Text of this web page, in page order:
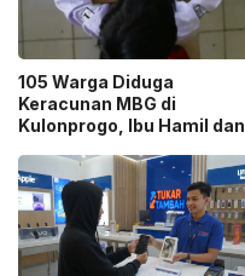
105 Warga Diduga
Keracunan MBG di
Kulonprogo, Ibu Hamil dan
Terdampak